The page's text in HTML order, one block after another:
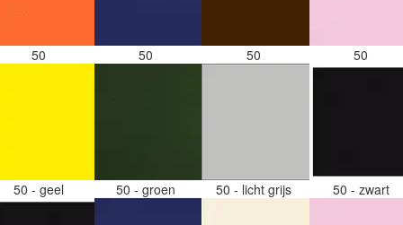
50 50 50 50
50 - geel 50 - groen 50 - licht grijs 50 - zwart